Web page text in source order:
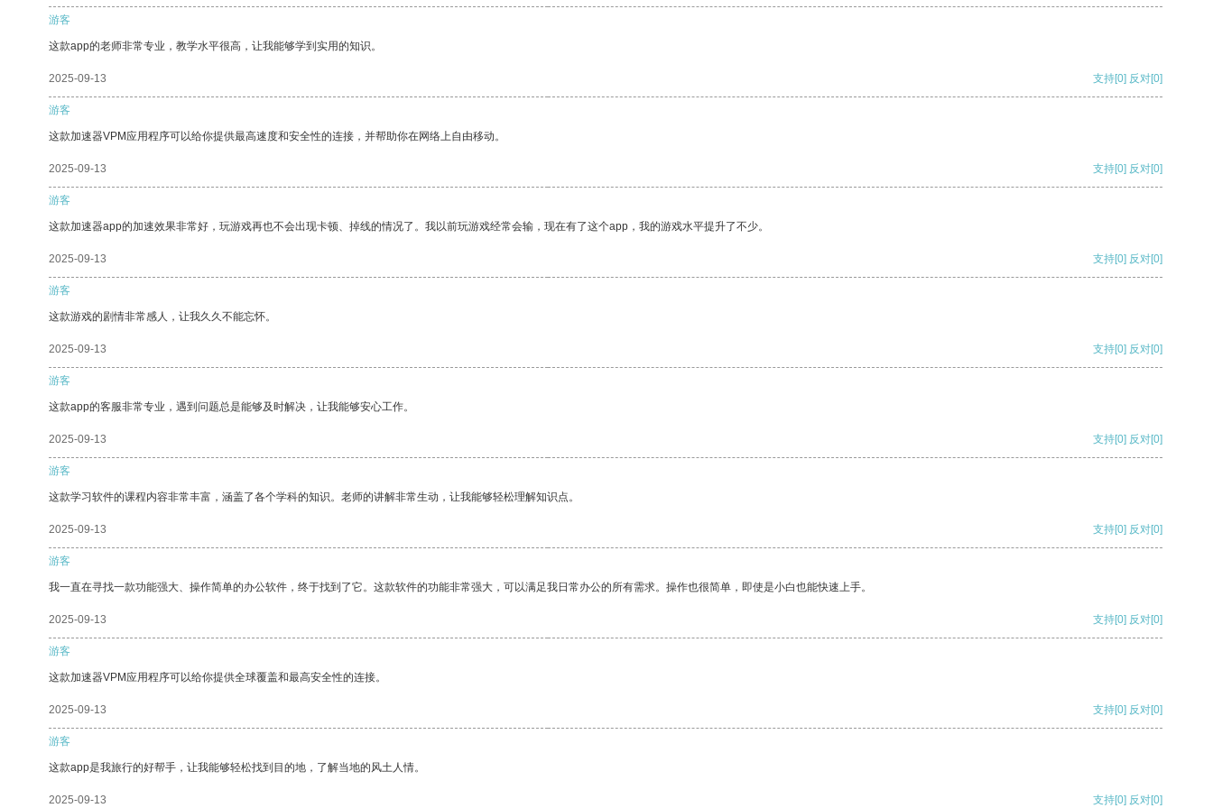
游客
这款app的老师非常专业，教学水平很高，让我能够学到实用的知识。
2025-09-13 支持[0] 反对[0]
游客
这款加速器VPM应用程序可以给你提供最高速度和安全性的连接，并帮助你在网络上自由移动。
2025-09-13 支持[0] 反对[0]
游客
这款加速器app的加速效果非常好，玩游戏再也不会出现卡顿、掉线的情况了。我以前玩游戏经常会输，现在有了这个app，我的游戏水平提升了不少。
2025-09-13 支持[0] 反对[0]
游客
这款游戏的剧情非常感人，让我久久不能忘怀。
2025-09-13 支持[0] 反对[0]
游客
这款app的客服非常专业，遇到问题总是能够及时解决，让我能够安心工作。
2025-09-13 支持[0] 反对[0]
游客
这款学习软件的课程内容非常丰富，涵盖了各个学科的知识。老师的讲解非常生动，让我能够轻松理解知识点。
2025-09-13 支持[0] 反对[0]
游客
我一直在寻找一款功能强大、操作简单的办公软件，终于找到了它。这款软件的功能非常强大，可以满足我日常办公的所有需求。操作也很简单，即使是小白也能快速上手。
2025-09-13 支持[0] 反对[0]
游客
这款加速器VPM应用程序可以给你提供全球覆盖和最高安全性的连接。
2025-09-13 支持[0] 反对[0]
游客
这款app是我旅行的好帮手，让我能够轻松找到目的地，了解当地的风土人情。
2025-09-13 支持[0] 反对[0]